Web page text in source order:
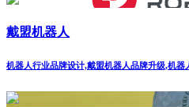
戴盟机器人
机器人行业品牌设计,戴盟机器人品牌升级,机器